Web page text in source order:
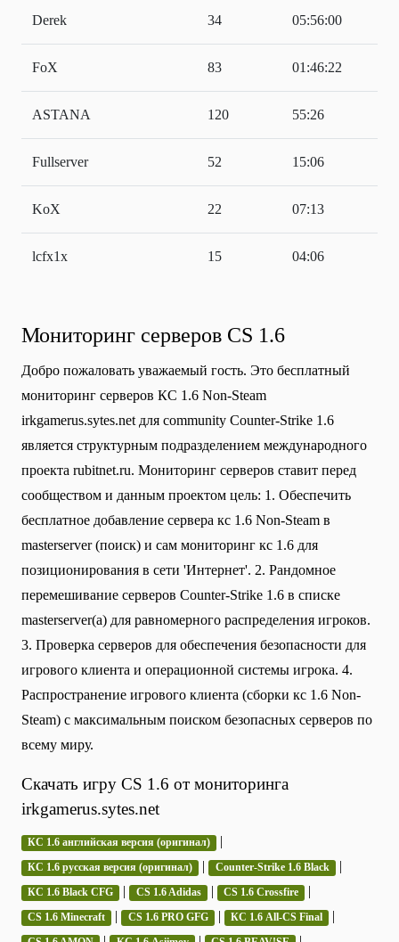
Derek 34 05:56:00
FoX 83 01:46:22
ASTANA 120 55:26
Fullserver 52 15:06
KoX 22 07:13
lcfx1x 15 04:06
Мониторинг серверов CS 1.6
Добро пожаловать уважаемый гость. Это бесплатный
мониторинг серверов КС 1.6 Non-Steam
irkgamerus.sytes.net для community Сounter-Strike 1.6
является структурным подразделением международного
проекта rubitnet.ru. Мониторинг серверов ставит перед
сообществом и данным проектом цель: 1. Обеспечить
бесплатное добавление сервера кс 1.6 Non-Steam в
masterserver (поиск) и сам мониторинг кс 1.6 для
позиционирования в сети 'Интернет'. 2. Рандомное
перемешивание серверов Counter-Strike 1.6 в списке
masterserver(а) для равномерного распределения игроков.
3. Проверка серверов для обеспечения безопасности для
игрового клиента и операционной системы игрока. 4.
Распространение игрового клиента (сборки кс 1.6 Non-
Steam) с максимальным поиском безопасных серверов по
всему миру.
Скачать игру CS 1.6 от мониторинга
irkgamerus.sytes.net
КС 1.6 английская версия (оригинал) |
КС 1.6 русская версия (оригинал) | Counter-Strike 1.6 Black |
КС 1.6 Black CFG | CS 1.6 Adidas | CS 1.6 Crossfire |
CS 1.6 Minecraft | CS 1.6 PRO GFG | КС 1.6 All-CS Final |